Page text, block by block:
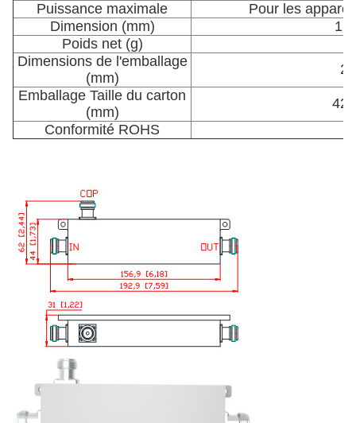
Puissance maximale
Pour les
Dimension (mm)
Poids net (g)
Dimensions de l'emballage
(mm)
Emballage Taille du carton
(mm)
Conformité ROHS